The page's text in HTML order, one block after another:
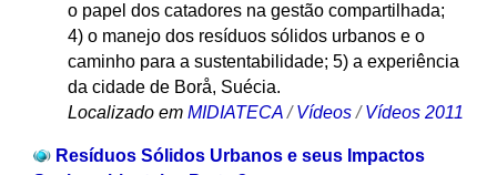
o papel dos catadores na gestão compartilhada;
4) o manejo dos resíduos sólidos urbanos e o
caminho para a sustentabilidade; 5) a experiência
da cidade de Borå, Suécia.
Localizado em MIDIATECA / Vídeos / Vídeos 2011
Resíduos Sólidos Urbanos e seus Impactos